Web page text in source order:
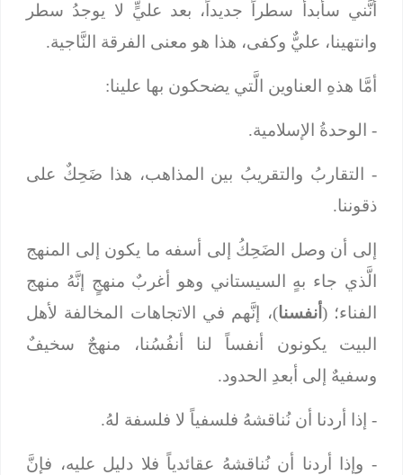
أنَّني سأبدأُ سطراً جديداً، بعد عليٍّ لا يوجدُ سطر
وانتهينا، عليٌّ وكفى، هذا هو معنى الفرقة النَّاجية.
أمَّا هذهِ العناوين الَّتي يضحكون بها علينا:
- الوحدةُ الإسلامية.
- التقاربُ والتقريبُ بين المذاهب، هذا ضَحِكٌ على
ذقوننا.
إلى أن وصل الضَحِكُ إلى أسفه ما يكون إلى المنهج
الَّذي جاء بهٍ السيستاني وهو أغربٌ منهجٍ إنَّهُ منهج
الفناء؛ ( أنفسنا)، إنَّهم في الاتجاهات المخالفة لأهل
البيت يكونون أنفساً لنا أنفُسُنا، منهجٌ سخيفٌ
وسفيهٌ إلى أبعدِ الحدود.
- إذا أردنا أن نُناقشهُ فلسفياً لا فلسفة لهُ.
- وإذا أردنا أن نُناقشهُ عقائدياً فلا دليل عليه، فإنَّ